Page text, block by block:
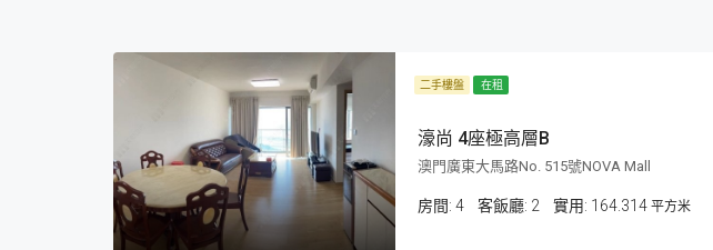
二手樓盤 在租
濠尚 4座極高層B
澳門廣東大馬路No. 515號NOVA Mall
房間: 4 客飯廳: 2 164.314 平方米